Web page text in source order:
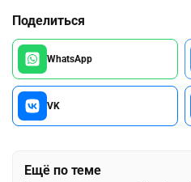
Поделиться
WhatsApp
VK
Ещё по теме